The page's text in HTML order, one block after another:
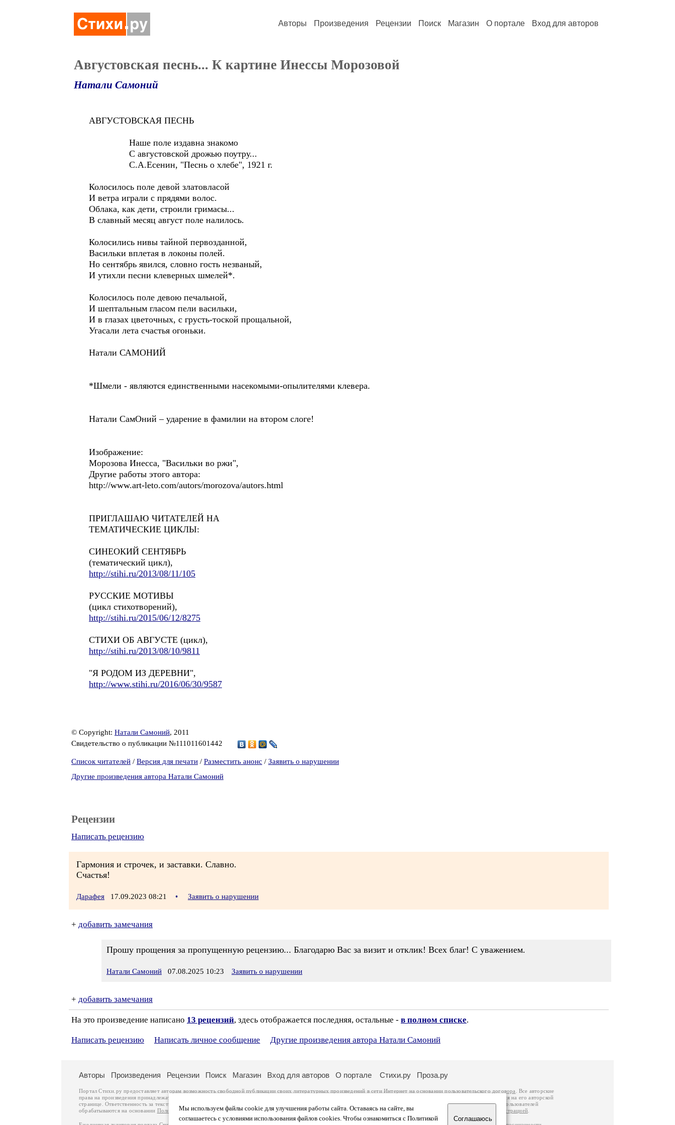
Авторы Произведения Рецензии Поиск Магазин О портале Вход для авторов
Августовская песнь... К картине Инессы Морозовой
Натали Самоний
АВГУСТОВСКАЯ ПЕСНЬ
Наше поле издавна знакомо
С августовской дрожью поутру...
С.А.Есенин, "Песнь о хлебе", 1921 г.
Колосилось поле девой златовласой
И ветра играли с прядями волос.
Облака, как дети, строили гримасы...
В славный месяц август поле налилось.
Колосились нивы тайной первозданной,
Васильки вплетая в локоны полей.
Но сентябрь явился, словно гость незваный,
И утихли песни клеверных шмелей*.
Колосилось поле девою печальной,
И шептальным гласом пели васильки,
И в глазах цветочных, с грусть-тоской прощальной,
Угасали лета счастья огоньки.
Натали САМОНИЙ
*Шмели - являются единственными насекомыми-опылителями клевера.
Натали СамОний – ударение в фамилии на втором слоге!
Изображение:
Морозова Инесса, "Васильки во ржи",
Другие работы этого автора:
http://www.art-leto.com/autors/morozova/autors.html
ПРИГЛАШАЮ ЧИТАТЕЛЕЙ НА
ТЕМАТИЧЕСКИЕ ЦИКЛЫ:
СИНЕОКИЙ СЕНТЯБРЬ
(тематический цикл),
http://stihi.ru/2013/08/11/105
РУССКИЕ МОТИВЫ
(цикл стихотворений),
http://stihi.ru/2015/06/12/8275
СТИХИ ОБ АВГУСТЕ (цикл),
http://stihi.ru/2013/08/10/9811
"Я РОДОМ ИЗ ДЕРЕВНИ",
http://www.stihi.ru/2016/06/30/9587
© Copyright: Натали Самоний, 2011
Свидетельство о публикации №111011601442
Список читателей / Версия для печати / Разместить анонс / Заявить о нарушении
Другие произведения автора Натали Самоний
Рецензии
Написать рецензию
Гармония и строчек, и заставки. Славно.
Счастья!
Дарафея 17.09.2023 08:21 • Заявить о нарушении
+ добавить замечания
Прошу прощения за пропущенную рецензию... Благодарю Вас за визит и отклик! Всех благ! С уважением.
Натали Самоний 07.08.2025 10:23 Заявить о нарушении
+ добавить замечания
На это произведение написано 13 рецензий, здесь отображается последняя, остальные - в полном списке.
Написать рецензию Написать личное сообщение Другие произведения автора Натали Самоний
Мы используем файлы cookie для улучшения работы сайта. Оставаясь на сайте, вы
соглашаетесь с условиями использования файлов cookies. Чтобы ознакомиться с Политикой
Соглашаюсь
Авторы Произведения Рецензии Поиск Магазин Вход для авторов О портале Стихи.ру Проза.ру
Портал Стихи.ру предоставляет авторам возможность свободной публикации своих литературных произведений в сети Интернет на основаниипользовательского договора
. Все авторские
права на произведения принадлежат авторам и охраняются
. Перепечатка произведений возможна только с согласия его автора, к которому вы можете обратиться на его авторской
странице. Ответственность за тексты произведений авторы несут самостоятельно на основании
законодательства Российской Федерации. Данные пользователей
обрабатываются на основании Политики обработки персональных данных. Вы также можете посмотреть более подробнуюинформацию о портале связаться с администрацией